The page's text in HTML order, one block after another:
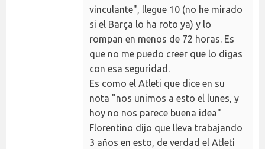
vinculante", llegue 10 (no he mirado
si el Barça lo ha roto ya) y lo
rompan en menos de 72 horas. Es
que no me puedo creer que lo digas
con esa seguridad.
Es como el Atleti que dice en su
nota "nos unimos a esto el lunes, y
hoy no nos parece buena idea"
Florentino dijo que lleva trabajando
3 años en esto, de verdad el Atleti